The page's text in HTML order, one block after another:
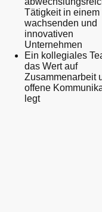
Tätigkeit in einem
wachsenden und
innovativen
Unternehmen
Ein kollegiales
das Wert auf
Zusammenarbeit
offene
legt